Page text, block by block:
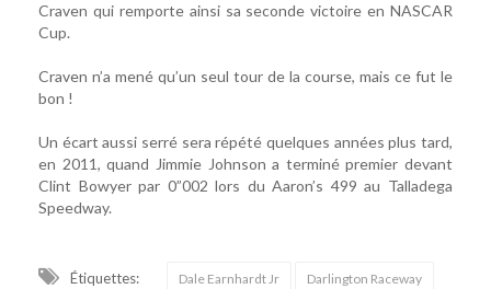
Craven qui remporte ainsi sa seconde victoire en NASCAR
Cup.
Craven n’a mené qu’un seul tour de la course, mais ce fut le
bon !
Un écart aussi serré sera répété quelques années plus tard,
en 2011, quand Jimmie Johnson a terminé premier devant
Clint Bowyer par 0”002 lors du Aaron’s 499 au Talladega
Speedway.
Étiquettes: Dale Earnhardt Jr Darlington Raceway